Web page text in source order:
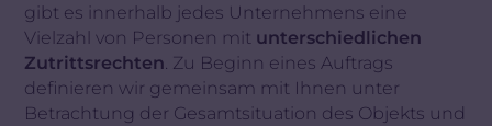
gibt es innerhalb jedes Unternehmens eine
Vielzahl von Personen mit unterschiedlichen
Zutrittsrechten. Zu Beginn eines Auftrags
definieren wir gemeinsam mit Ihnen unter
Betrachtung der Gesamtsituation des Objekts und